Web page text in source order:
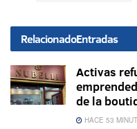
RelacionadoEntradas
Activas
de la
HACE 53